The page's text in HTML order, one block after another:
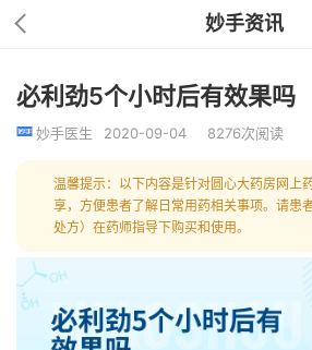
妙手资讯
必利劲5个小时后有效果吗
妙手医生 2020-09-04 8276次阅读
温馨提示：以下内容是针对圆心大药房网上
享，方便患者了解日常用药相关事项。请患
处方）在药师指导下购买和使用。